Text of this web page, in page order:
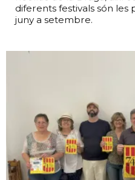
diferents festivals són
juny a setembre.